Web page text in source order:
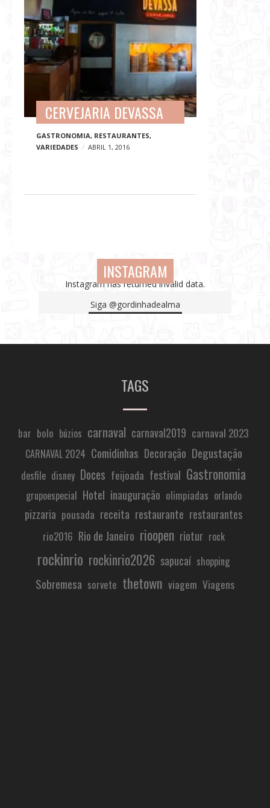
CERVEJARIA DEVASSA
GASTRONOMIA, RESTAURANTES,
VARIEDADES
ABRIL 1, 2016
INSTAGRAM
Instagram has returned invalid data.
Siga @gordinhadealma
TAGS
bar bolo búzios carnaval carnaval2019 carnaval 2023
CARNAVAL 2024 Comidinhas Decoração Degustação
desfile disney Doces feijoada festival Gastronomia
grupoespecial Hotel inauguração olimpiadas orlando
pizzaria pousada receita restaurante restaurantes
rio2016 Rio de Janeiro rioopen riotur rock
rockinrio rockinrio2026 sapucaí shopping
Sobremesa sorvete thetown viagem Viagens